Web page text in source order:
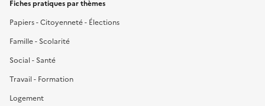
Fiches pratiques par thèmes
Papiers - Citoyenneté - Élections
Famille - Scolarité
Social - Santé
Travail - Formation
Logement